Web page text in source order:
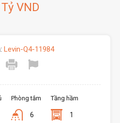
VND
Levin-Q4-11984
Phòng tắm
6
Tầng hầm
1